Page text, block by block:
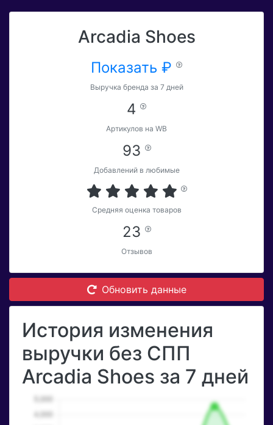
Arcadia Shoes
Показать ₽
Выручка бренда за 7 дней
4
Артикулов на WB
93
Добавлений в любимые
Средняя оценка товаров
23
Отзывов
Обновить данные
История изменения
выручки без СПП
Arcadia Shoes за 7 дней